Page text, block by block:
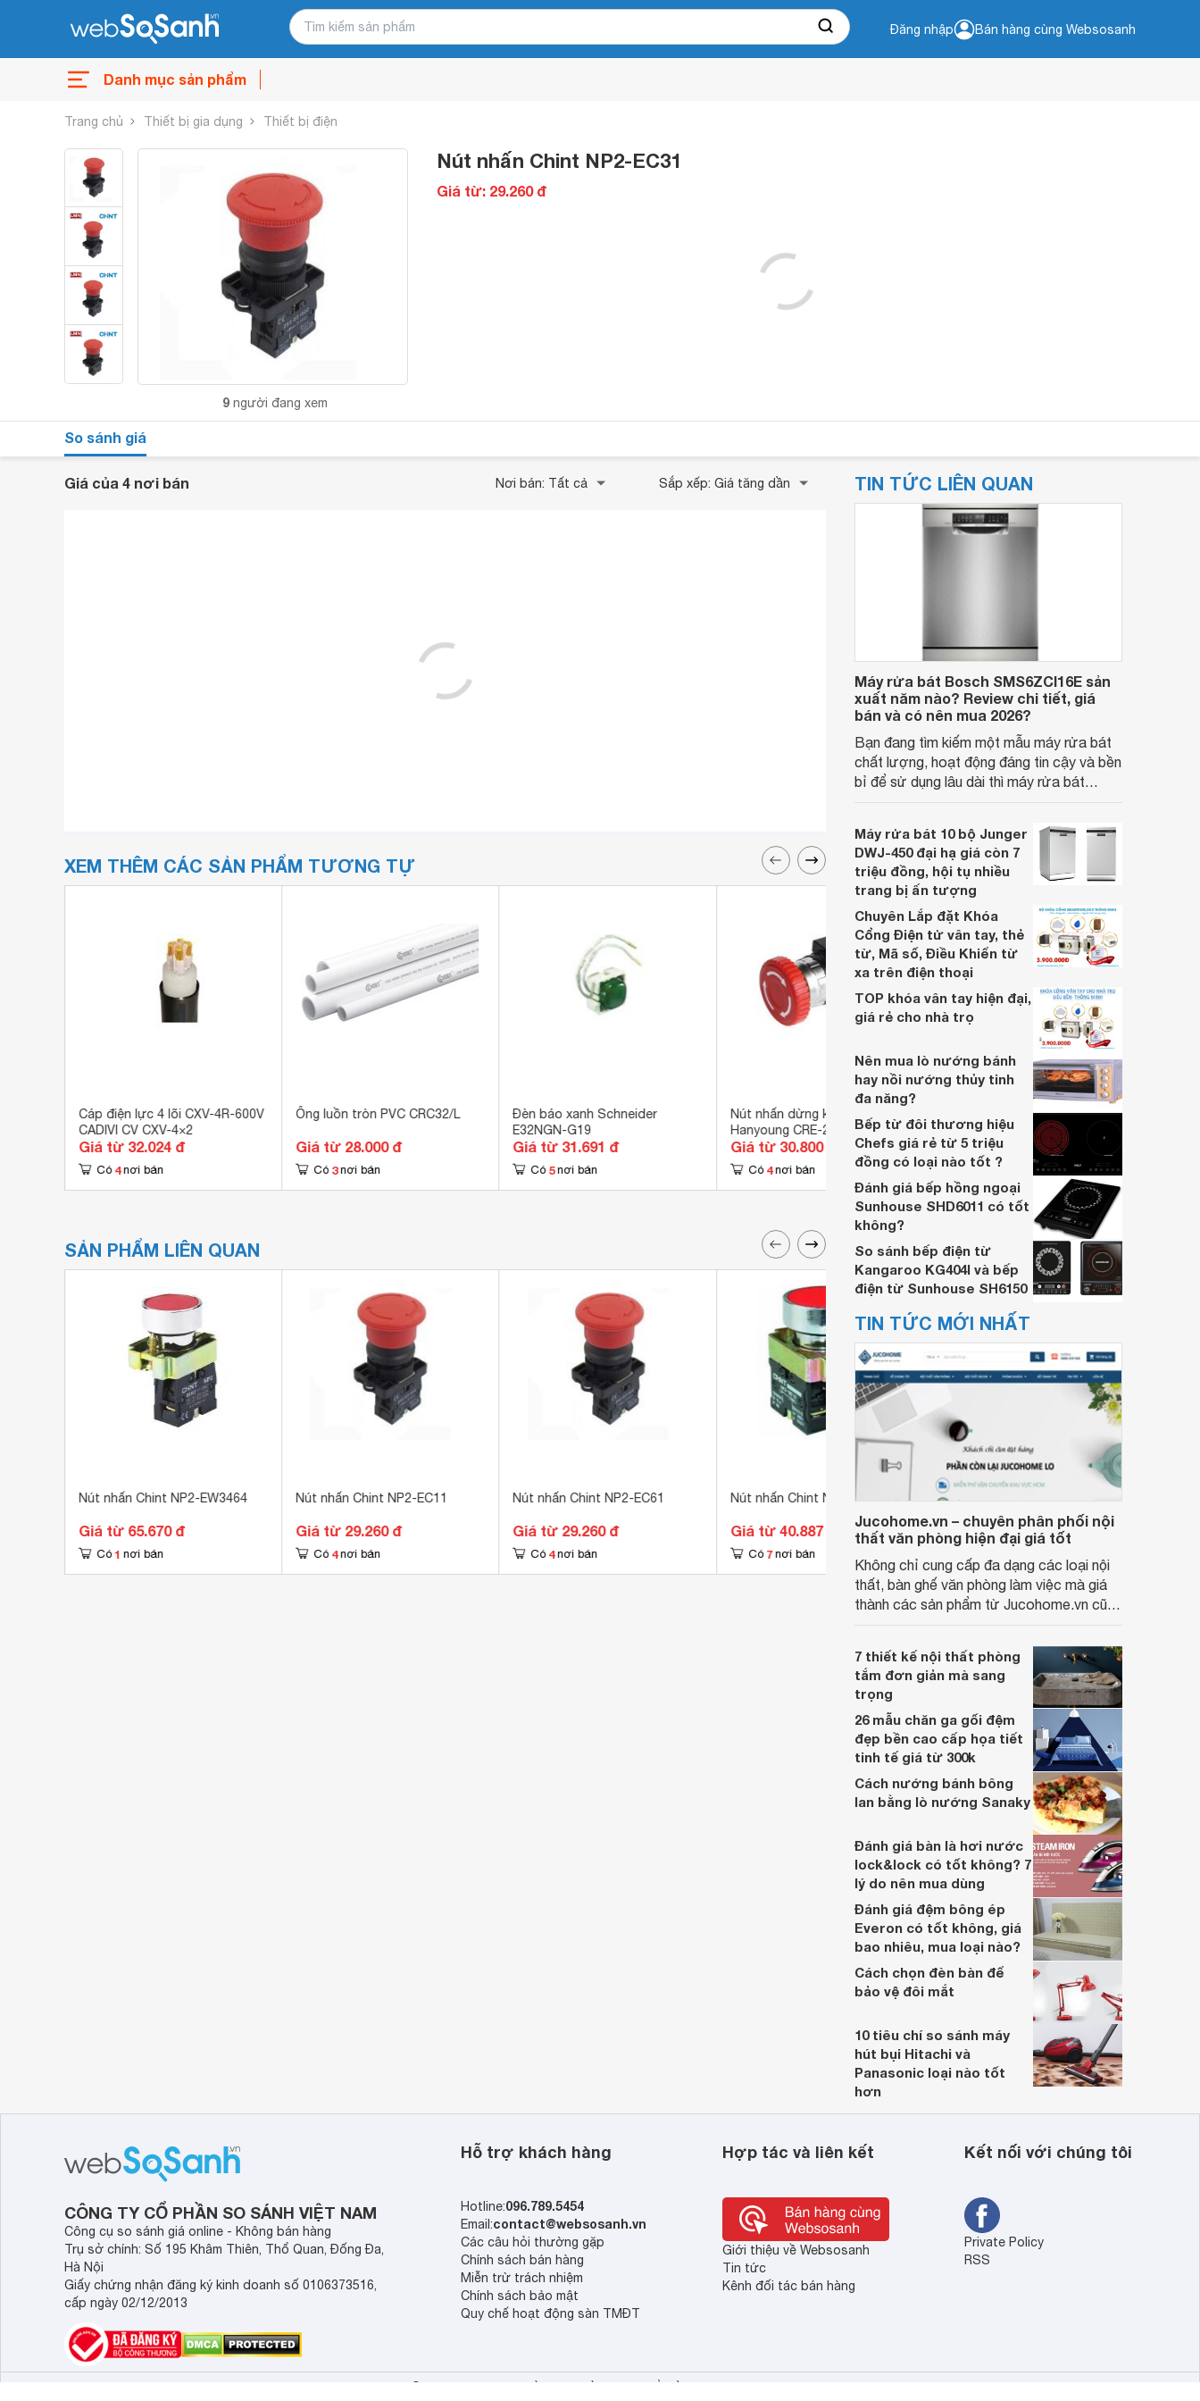
Đăng nhập Bán hàng cùng Websosanh
Danh mục sản phẩm
Trang chủ Thiết bị gia dụng Thiết bị điện
9 người đang xem
Nút nhấn Chint NP2-EC31
Giá từ: 29.260 đ
So sánh giá
Giá của 4 nơi bán Nơi bán: Tất cả Sắp xếp: Giá tăng dần
XEM THÊM CÁC SẢN PHẨM TƯƠNG TỰ
Cáp điện lực 4 lõi CXV-4R-600V
CADIVI CV CXV-4×2
Giá từ 32.024 đ
Có 4 nơi bán
Ống luồn tròn PVC CRC32/L
Giá từ 28.000 đ
Có 3 nơi bán
Đèn báo xanh Schneider
E32NGN-G19
Giá từ 31.691 đ
Có 5 nơi bán
Nút nhấn dừng khẩn cấp phi 25
Hanyoung CRE-25R1R
Giá từ 30.800 đ
Có 4 nơi bán
Đầu nối cáp Leipole JST2.5-PE
Giá từ 29.205 đ
Có 3 nơi bán
SẢN PHẨM LIÊN QUAN
Nút nhấn Chint NP2-EW3464
Giá từ 65.670 đ
Có 1 nơi bán
Nút nhấn Chint NP2-EC11
Giá từ 29.260 đ
Có 4 nơi bán
Nút nhấn Chint NP2-EC61
Giá từ 29.260 đ
Có 4 nơi bán
Nút nhấn Chint NP2-EW3462
Giá từ 40.887 đ
Có 7 nơi bán
Nút nhấn Chint NP2-EC42
Giá từ 29.260 đ
TIN TỨC LIÊN QUAN
Máy rửa bát Bosch SMS6ZCI16E sản
xuất năm nào? Review chi tiết, giá
bán và có nên mua 2026?
Bạn đang tìm kiếm một mẫu máy rửa bát
chất lượng, hoạt động đáng tin cậy và bền
bỉ để sử dụng lâu dài thì máy rửa bát
Máy rửa bát 10 bộ Junger
DWJ-450 đại hạ giá còn 7
triệu đồng, hội tụ nhiều
trang bị ấn tượng
Chuyên Lắp đặt Khóa
Cổng Điện tử vân tay, thẻ
từ, Mã số, Điều Khiển từ
xa trên điện thoại
TOP khóa vân tay hiện đại,
giá rẻ cho nhà trọ
Nên mua lò nướng bánh
hay nồi nướng thủy tinh
đa năng?
Bếp từ đôi thương hiệu
Chefs giá rẻ từ 5 triệu
đồng có loại nào tốt ?
Đánh giá bếp hồng ngoại
Sunhouse SHD6011 có tốt
không?
So sánh bếp điện từ
Kangaroo KG404I và bếp
điện từ Sunhouse SH6150
TIN TỨC MỚI NHẤT
Jucohome.vn – chuyên phân phối nội
thất văn phòng hiện đại giá tốt
Không chỉ cung cấp đa dạng các loại nội
thất, bàn ghế văn phòng làm việc mà giá
thành các sản phẩm từ Jucohome.vn cũng
7 thiết kế nội thất phòng
tắm đơn giản mà sang
trọng
26 mẫu chăn ga gối đệm
đẹp bền cao cấp họa tiết
tinh tế giá từ 300k
Cách nướng bánh bông
lan bằng lò nướng Sanaky
Đánh giá bàn là hơi nước
lock&lock có tốt không? 7
lý do nên mua dùng
Đánh giá đệm bông ép
Everon có tốt không, giá
bao nhiêu, mua loại nào?
Cách chọn đèn bàn để
bảo vệ đôi mắt
10 tiêu chí so sánh máy
hút bụi Hitachi và
Panasonic loại nào tốt
hơn
CÔNG TY CỔ PHẦN SO SÁNH VIỆT NAM
Công cụ so sánh giá online - Không bán hàng
Trụ sở chính: Số 195 Khâm Thiên, Thổ Quan, Đống Đa,
Hà Nội
Giấy chứng nhận đăng ký kinh doanh số 0106373516,
cấp ngày 02/12/2013
Hỗ trợ khách hàng
Hotline:096.789.5454
Email:contact@websosanh.vn
Các câu hỏi thường gặp
Chính sách bán hàng
Miễn trừ trách nhiệm
Chính sách bảo mật
Quy chế hoạt động sàn TMĐT
Hợp tác và liên kết
Giới thiệu về Websosanh
Tin tức
Kênh đối tác bán hàng
Kết nối với chúng tôi
Private Policy
RSS
© 2013 - 2023 Bản quyền thuộc về Công ty cổ phần So Sánh Việt Nam